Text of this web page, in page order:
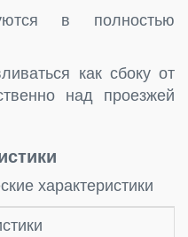
в полностью
как сбоку от
над проезжей
характеристики